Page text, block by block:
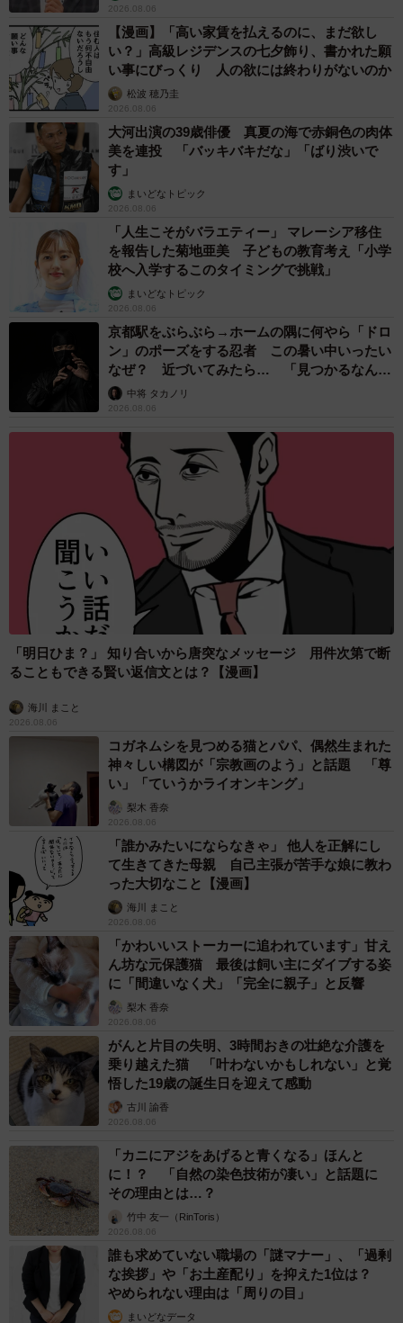
飼い主さんによると、伊織くんは人間と兄犬の信濃くんが
大好き。いつも信濃くんのあとをついてまわっては、少し
嫌がられているそうです。
「自己アピールも強め。信濃が撫でられてると『自分も撫
でろ』と割り込んできます。それは家族に対しても、お散
歩でお会いする他の飼い主さんに対しても同じです」
大好きな兄犬・信濃くん（左）と一緒ににこにこ笑顔の伊織くん（右）
（画像提供：まさかずさん）
甘えたい気持ちをまっすぐに表す伊織くん。一方で、ほか
の犬との関係には、まだ課題もあるといいます。
「他のわんちゃんとは合う合わない、相性がはっきりして
いるようで、ガウガウしてしまうことがあるので、それが
今後の課題だと思っています」
優しい兄犬の信濃くんと家族に囲まれ、やんちゃぶりを発
揮している伊織くん。その天真爛漫なキャラクターはその
ままに、何度かの換毛期を重ねるころには、少しずつ頼も
しいお兄ちゃんへと近づいていくことでしょう。
7/9
笑顔が素敵な兄弟（左から）兄犬・信濃くん、伊織くん（右）（画像提
供：まさかずさん）
2026.08.06
【漫画】「高い家賃を払えるのに、まだ欲し
い？」高級レジデンスの七夕飾り、書かれた願
い事にびっくり 人の欲には終わりがないのか
松波 穂乃圭
2026.08.06
大河出演の39歳俳優 真夏の海で赤銅色の肉体
美を連投 「バッキバキだな」「ばり渋いで
す」
まいどなトピック
2026.08.06
「人生こそがバラエティー」 マレーシア移住
を報告した菊地亜美 子どもの教育考え「小学
校へ入学するこのタイミングで挑戦」
まいどなトピック
2026.08.06
京都駅をぶらぶら→ホームの隅に何やら「ドロ
ン」のポーズをする忍者 この暑い中いったい
なぜ？ 近づいてみたら… 「見つかるなんて
未熟」中将 タカノリ
2026.08.06
「明日ひま？」 知り合いから唐突なメッセージ 用件次第で断
ることもできる賢い返信文とは？【漫画】
海川 まこと
2026.08.06
コガネムシを見つめる猫とパパ、偶然生まれた
神々しい構図が「宗教画のよう」と話題 「尊
い」「ていうかライオンキング」
梨木 香奈
2026.08.06
「誰かみたいにならなきゃ」 他人を正解にし
て生きてきた母親 自己主張が苦手な娘に教わ
った大切なこと【漫画】
海川 まこと
2026.08.06
「かわいいストーカーに追われています」甘え
ん坊な元保護猫 最後は飼い主にダイブする姿
に「間違いなく犬」「完全に親子」と反響
梨木 香奈
2026.08.06
がんと片目の失明、3時間おきの壮絶な介護を
乗り越えた猫 「叶わないかもしれない」と覚
悟した19歳の誕生日を迎えて感動
古川 諭香
2026.08.06
「カニにアジをあげると青くなる」ほんと
に！？ 「自然の染色技術が凄い」と話題に
その理由とは…？
竹中 友一（RinToris）
2026.08.06
誰も求めていない職場の「謎マナー」、「過剰
な挨拶」や「お土産配り」を抑えた1位は？
やめられない理由は「周りの目」
まいどなデータ